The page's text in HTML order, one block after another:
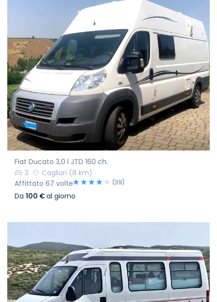
Fiat Ducato 3,0 l JTD 160 ch.
3
Cagliari (8 km)
Affittato 67 volte
(39)
Da 100 €al giorno